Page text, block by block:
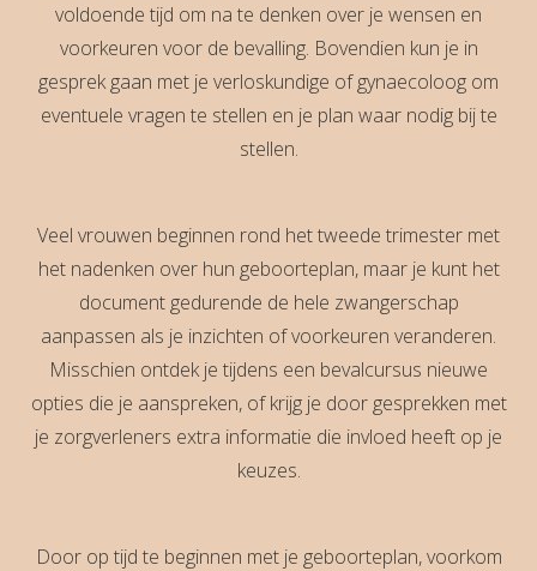
voldoende tijd om na te denken over je wensen en
voorkeuren voor de bevalling. Bovendien kun je in
gesprek gaan met je verloskundige of gynaecoloog om
eventuele vragen te stellen en je plan waar nodig bij te
stellen.
Veel vrouwen beginnen rond het tweede trimester met
het nadenken over hun geboorteplan, maar je kunt het
document gedurende de hele zwangerschap
aanpassen als je inzichten of voorkeuren veranderen.
Misschien ontdek je tijdens een bevalcursus nieuwe
opties die je aanspreken, of krijg je door gesprekken met
je zorgverleners extra informatie die invloed heeft op je
keuzes.
Door op tijd te beginnen met je geboorteplan, voorkom